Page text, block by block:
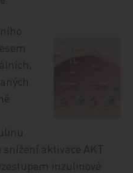
aktivace AKT
inzulinové